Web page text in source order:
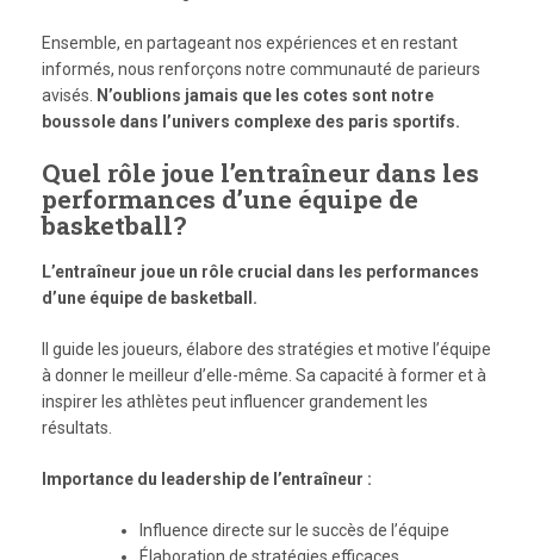
Ensemble, en partageant nos expériences et en restant
informés, nous renforçons notre communauté de parieurs
avisés.
N’oublions jamais que les cotes sont notre
boussole dans l’univers complexe des paris sportifs.
Quel rôle joue l’entraîneur dans les
performances d’une équipe de
basketball?
L’entraîneur joue un rôle crucial dans les performances
d’une équipe de basketball.
Il guide les joueurs, élabore des stratégies et motive l’équipe
à donner le meilleur d’elle-même. Sa capacité à former et à
inspirer les athlètes peut influencer grandement les
résultats.
Importance du leadership de l’entraîneur :
Influence directe sur le succès de l’équipe